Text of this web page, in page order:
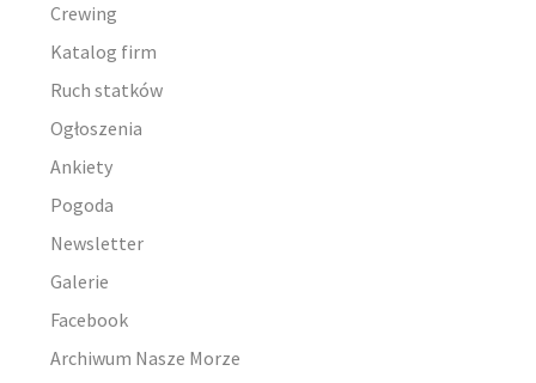
Crewing
Katalog firm
Ruch statków
Ogłoszenia
Ankiety
Pogoda
Newsletter
Galerie
Facebook
Archiwum Nasze Morze